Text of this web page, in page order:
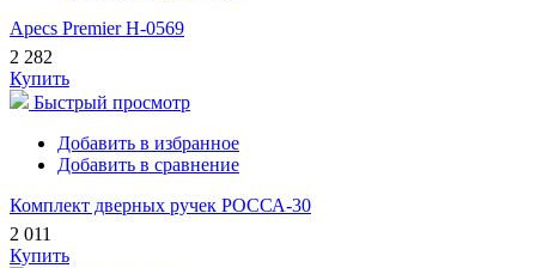
Apecs Premier H-0569
2 282
Купить
Быстрый просмотр
Добавить в избранное
Добавить в сравнение
Комплект дверных ручек РОССА-30
2 011
Купить